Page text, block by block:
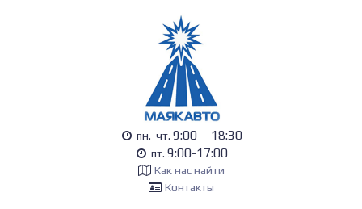
пн.-чт. 9:00 – 18:30
пт. 9:00-17:00
Как нас найти
Контакты